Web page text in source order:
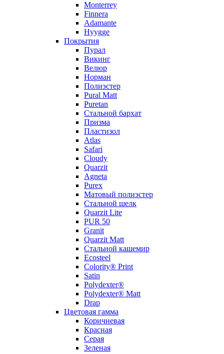
Monterrey
Finnera
Adamante
Hyygge
Покрытия
Пурал
Викинг
Велюр
Норман
Полиэстер
Pural Matt
Puretan
Стальной бархат
Призма
Пластизол
Atlas
Safari
Cloudy
Quarzit
Agneta
Purex
Матовый полиэстер
Стальной шелк
Quarzit Lite
PUR 50
Granit
Quarzit Matt
Стальной кашемир
Ecosteel
Colority® Print
Satin
Polydexter®
Polydexter® Matt
Drap
Цветовая гамма
Коричневая
Красная
Серая
Зеленая